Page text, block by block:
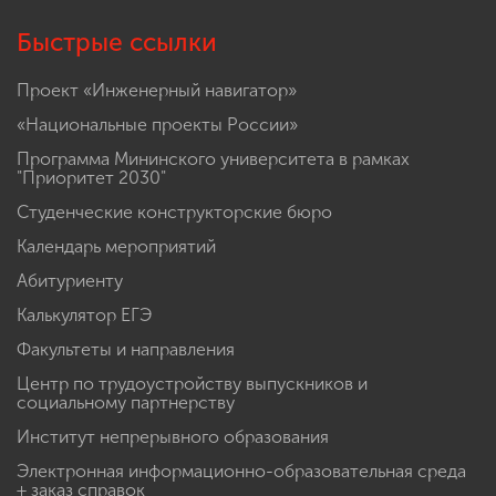
Быстрые ссылки
Проект «Инженерный навигатор»
«Национальные проекты России»
Программа Мининского университета в рамках
"Приоритет 2030"
Студенческие конструкторские бюро
Календарь мероприятий
Абитуриенту
Калькулятор ЕГЭ
Факультеты и направления
Центр по трудоустройству выпускников и
социальному партнерству
Институт непрерывного образования
Электронная информационно-образовательная среда
+ заказ справок